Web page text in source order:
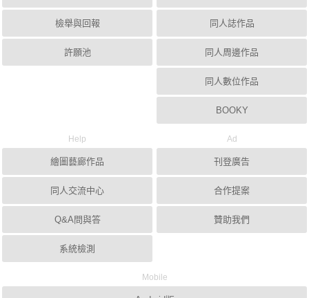
檢舉與回報
許願池
同人誌作品
同人周邊作品
同人數位作品
BOOKY
Help
繪圖藝廊作品
同人交流中心
Q&A問與答
系統檢測
Ad
刊登廣告
合作提案
贊助我們
Mobile